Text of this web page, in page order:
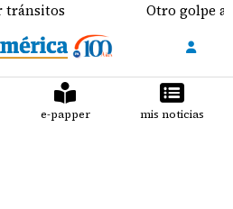
Otro golpe al bolsillo
e-papper mis noticias